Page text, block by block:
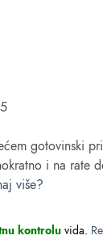
gotovinski
i na rate
više?
kontrolu vida.